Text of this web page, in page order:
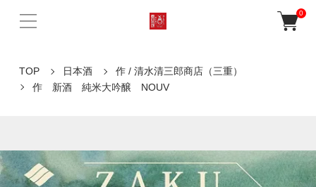
0
TOP 日本酒
作 / 清水清三郎商店（三重）
作 新酒 純米大吟醸 NOUV